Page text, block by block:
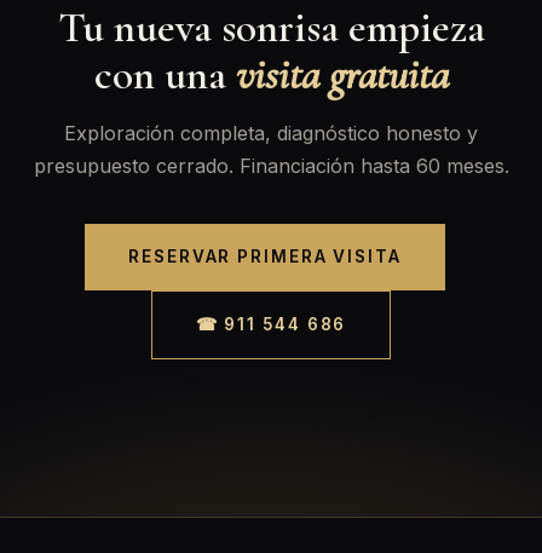
Tu nueva sonrisa empieza
con unavisita gratuita
Exploración completa, diagnóstico honesto y
presupuesto cerrado. Financiación hasta 60 meses.
RESERVAR PRIMERA VISITA
☎ 911 544 686